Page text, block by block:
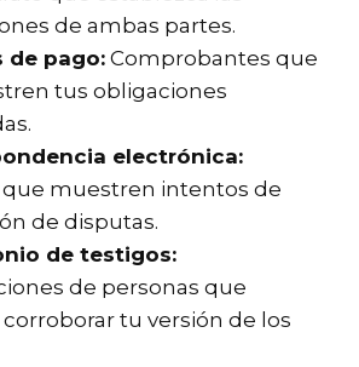
de ambas partes.
de pago: Comprobantes que
tus obligaciones
electrónica:
que muestren intentos de
de disputas.
de testigos:
de personas que
tu versión de los